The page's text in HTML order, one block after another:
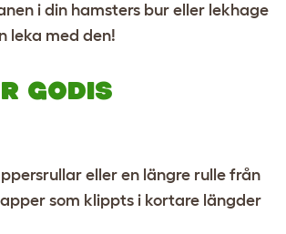
i din hamsters bur eller lekhage
leka med den!
GODIS
eller en längre rulle från
som klippts i kortare längder